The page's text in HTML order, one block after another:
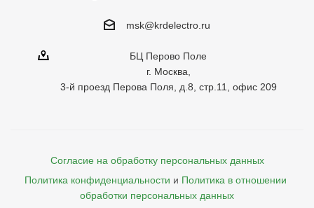
msk@krdelectro.ru
БЦ Перово Поле
г. Москва,
3-й проезд Перова Поля, д.8, стр.11, офис 209
Согласие на обработку персональных данных
Политика конфиденциальности и Политика в отношении
обработки персональных данных